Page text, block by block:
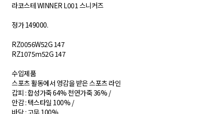
라코스테 WINNER L001 스니커즈
정가 149000.
RZ0056W52G 147
RZ1075m52G 147
수입제품
스포츠 활동에서 영감을 받은 스포츠 라인
갑피 : 합성가죽 64% 천연가죽 36% /
안감 : 텍스타일 100% /